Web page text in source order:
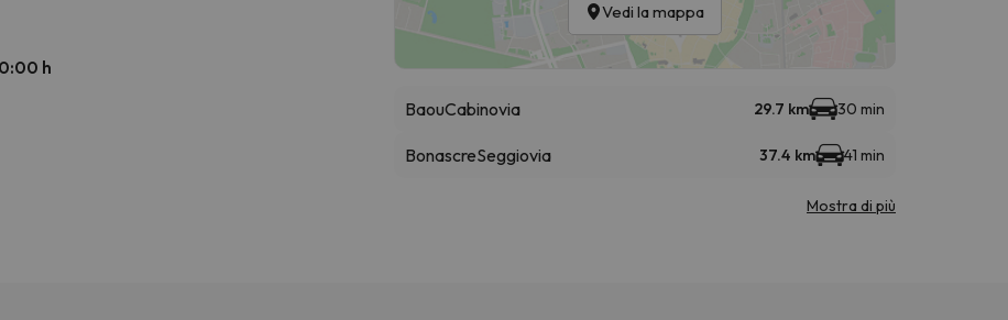
h
Vedi la mappa
BaouCabinovia 29.7 km 30 min
BonascreSeggiovia 37.4 km 41 min
Mostra di più